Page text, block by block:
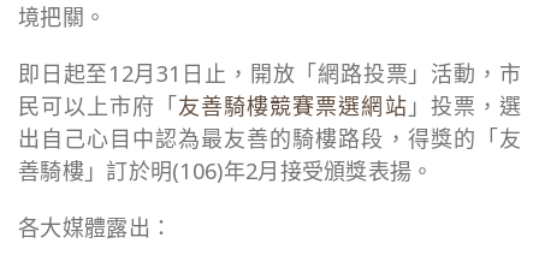
境把關。
即日起至12月31日止，開放「網路投票」活動，市
民可以上市府「友善騎樓競賽票選網站 」投票，選
出自己心目中認為最友善的騎樓路段，得獎的「友
善騎樓」訂於明(106)年2月接受頒獎表揚。
各大媒體露出：